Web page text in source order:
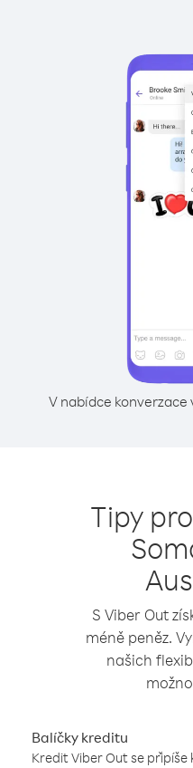
V nabídce konverzace
Tipy
S Viber Out
méně peněz.
našich
Balíčky kreditu
Kredit Viber Out se